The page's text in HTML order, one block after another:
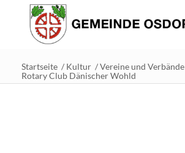
Startseite / Kultur / Vereine und Verbände
Rotary Club Dänischer Wohld